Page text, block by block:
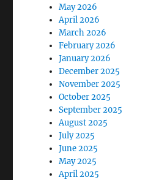
May 2026
April 2026
March 2026
February 2026
January 2026
December 2025
November 2025
October 2025
September 2025
August 2025
July 2025
June 2025
May 2025
April 2025